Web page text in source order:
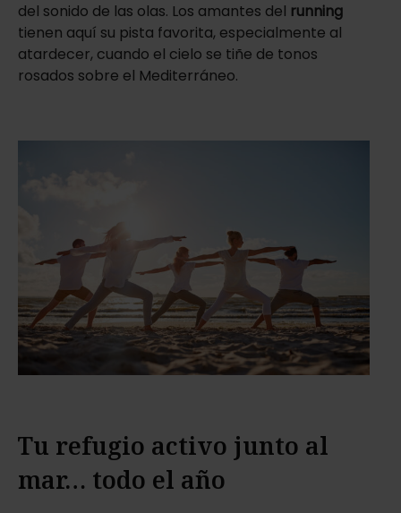
del sonido de las olas. Los amantes del running
tienen aquí su pista favorita, especialmente al
atardecer, cuando el cielo se tiñe de tonos
rosados sobre el Mediterráneo.
Tu refugio activo junto al
mar… todo el año